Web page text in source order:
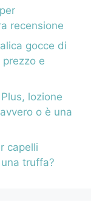
recensione
gocce di
e
lozione
o è una
capelli
truffa?